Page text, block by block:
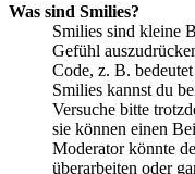
Was sind Smilies?
Smilies sind kleine
Gefühl
Code, z. B.
Smilies kannst du
Versuche bitte
sie können einen
Moderator könnte
überarbeiten oder